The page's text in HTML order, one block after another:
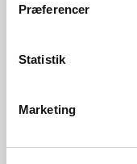
Præferencer
Statistik
Marketing
Color Temperature
Brightness of light
375.0
Various (depends on
Glass